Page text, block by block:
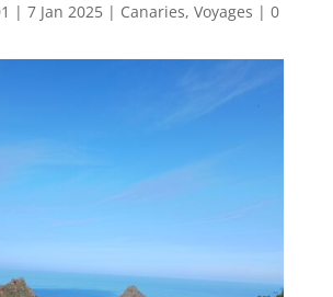
| 7 Jan 2025| Canaries, Voyages | 0